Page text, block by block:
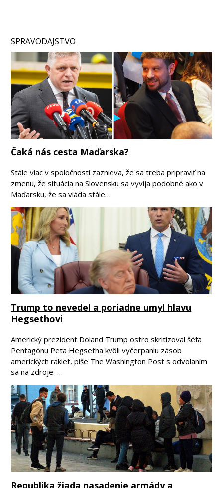
SPRAVODAJSTVO
Čaká nás cesta Maďarska?
Stále viac v spoločnosti zaznieva, že sa treba pripraviť na
zmenu, že situácia na Slovensku sa vyvíja podobné ako v
Maďarsku, že sa vláda stále…
Trump to nevedel a poriadne umyl hlavu
Hegsethovi
Americký prezident Doland Trump ostro skritizoval šéfa
Pentagónu Peta Hegsetha kvôli vyčerpaniu zásob
amerických rakiet, píše The Washington Post s odvolaním
sa na zdroje …
Republika žiada nasadenie armády a